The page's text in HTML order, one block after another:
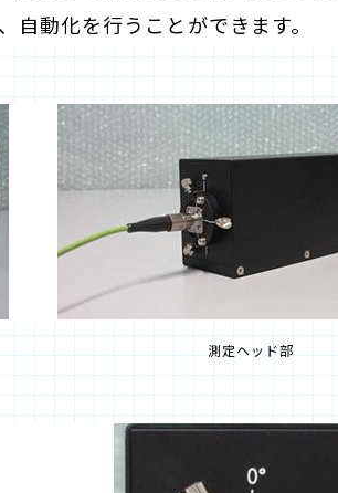
動化を行うことができます。
測定ヘッド部